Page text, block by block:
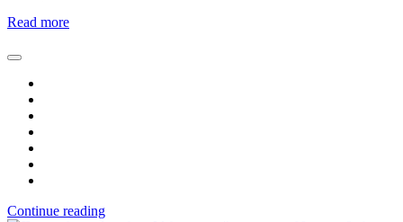
Read more
Continue reading